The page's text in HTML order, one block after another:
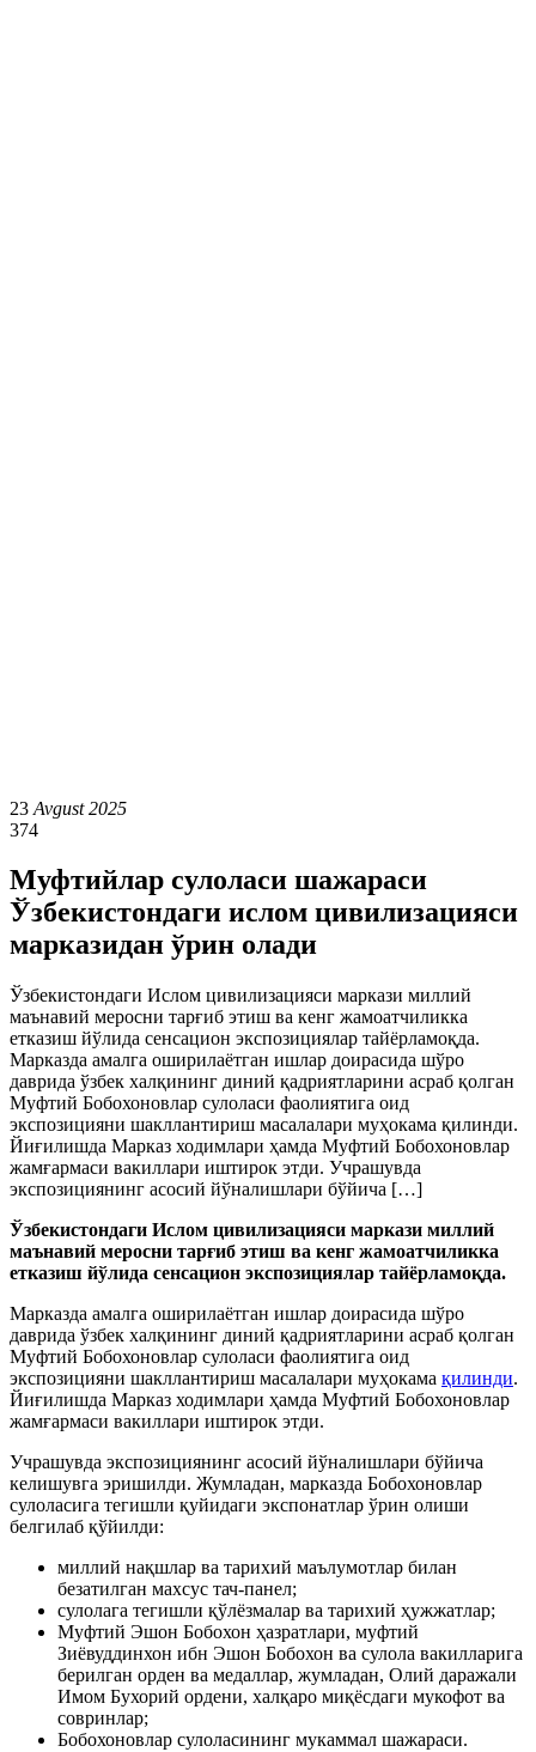
23 Avgust 2025
374
Муфтийлар сулоласи шажараси
Ўзбекистондаги ислом цивилизацияси
марказидан ўрин олади
Ўзбекистондаги Ислом цивилизацияси маркази миллий
маънавий меросни тарғиб этиш ва кенг жамоатчиликка
етказиш йўлида сенсацион экспозициялар тайёрламоқда.
Марказда амалга оширилаётган ишлар доирасида шўро
даврида ўзбек халқининг диний қадриятларини асраб қолган
Муфтий Бобохоновлар сулоласи фаолиятига оид
экспозицияни шакллантириш масалалари муҳокама қилинди.
Йиғилишда Марказ ходимлари ҳамда Муфтий Бобохоновлар
жамғармаси вакиллари иштирок этди. Учрашувда
экспозициянинг асосий йўналишлари бўйича […]
Ўзбекистондаги Ислом цивилизацияси маркази миллий
маънавий меросни тарғиб этиш ва кенг жамоатчиликка
етказиш йўлида сенсацион экспозициялар тайёрламоқда.
Марказда амалга оширилаётган ишлар доирасида шўро
даврида ўзбек халқининг диний қадриятларини асраб қолган
Муфтий Бобохоновлар сулоласи фаолиятига оид
экспозицияни шакллантириш масалалари муҳокама қилинди.
Йиғилишда Марказ ходимлари ҳамда Муфтий Бобохоновлар
жамғармаси вакиллари иштирок этди.
Учрашувда экспозициянинг асосий йўналишлари бўйича
келишувга эришилди. Жумладан, марказда Бобохоновлар
сулоласига тегишли қуйидаги экспонатлар ўрин олиши
белгилаб қўйилди:
миллий нақшлар ва тарихий маълумотлар билан
безатилган махсус тач-панел;
сулолага тегишли қўлёзмалар ва тарихий ҳужжатлар;
Муфтий Эшон Бобохон ҳазратлари, муфтий
Зиёвуддинхон ибн Эшон Бобохон ва сулола вакилларига
берилган орден ва медаллар, жумладан, Олий даражали
Имом Бухорий ордени, халқаро миқёсдаги мукофот ва
совринлар;
Бобохоновлар сулоласининг мукаммал шажараси.